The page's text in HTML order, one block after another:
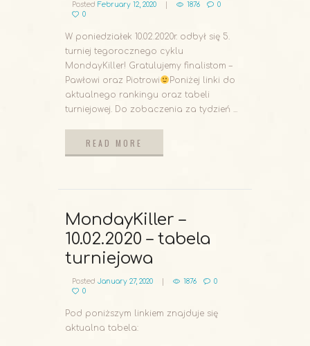
Posted February 12, 2020 1876
0
0
W poniedziałek 10.02.2020r. odbył się 5.
turniej tegorocznego cyklu
MondayKiller! Gratulujemy finalistom –
Pawłowi oraz Piotrowi
Poniżej linki do
aktualnego rankingu oraz tabeli
turniejowej. Do zobaczenia za tydzień ...
READ MORE
MondayKiller –
10.02.2020 – tabela
turniejowa
Posted January 27, 2020 1876
0
0
Pod poniższym linkiem znajduje się
aktualna tabela: